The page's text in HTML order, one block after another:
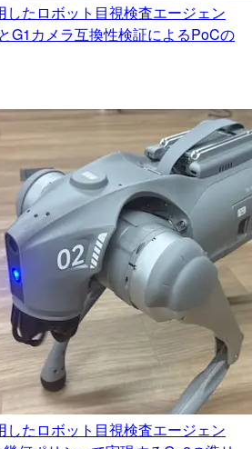
したロボット目視検査エージェン
G1カメラ互換性検証によるPoCの
したロボット目視検査エージェン